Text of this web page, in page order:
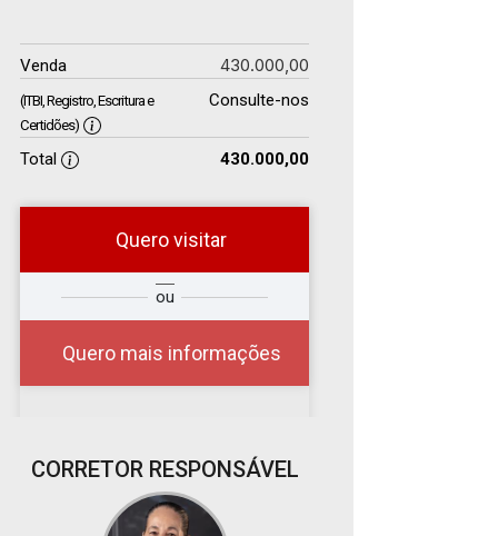
Venda 430.000,00
(ITBI, Registro, Escritura e
Certidões)
Consulte-nos
Total 430.000,00
Quero visitar
ou
Quero mais informações
Qual o melhor dia e
horário para você?
06
Aug/Thu
09:00
CORRETOR RESPONSÁVEL